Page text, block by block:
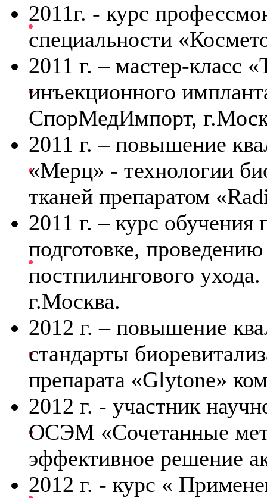
2011г. - курс
специальности
2011 г. – мастер-класс
инъекционного
СпорМедИмпорт,
2011 г. – повышение
«Мерц» - технологии
тканей препаратом
2011 г. – курс
подготовке,
постпилингового
г.Москва.
2012 г. – повышение
стандарты
препарата «Glytone»
2012 г. - участник
ОСЭМ «Сочетанные
эффективное решение
2012 г. - курс «